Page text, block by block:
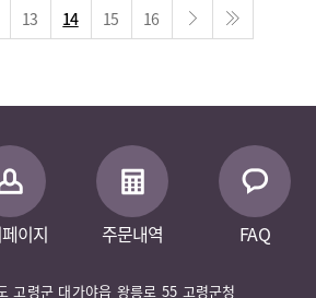
13 14 15 16
이지 주문내역 FAQ
고령군 대가야읍 왕릉로 55 고령군청